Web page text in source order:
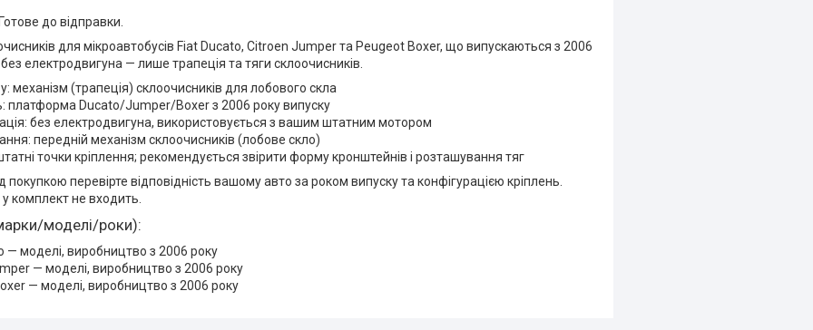
до відправки.
для мікроавтобусів Fiat Ducato, Citroen Jumper та Peugeot Boxer, що випускаються з 2006
електродвигуна — лише трапеція та тяги склоочисників.
механізм (трапеція) склоочисників для лобового скла
платформа Ducato/Jumper/Boxer з 2006 року випуску
без електродвигуна, використовується з вашим штатним мотором
передній механізм склоочисників (лобове скло)
точки кріплення; рекомендується звірити форму кронштейнів і розташування тяг
покупкою перевірте відповідність вашому авто за роком випуску та конфігурацією кріплень.
комплект не входить.
моделі/роки):
— моделі, виробництво з 2006 року
— моделі, виробництво з 2006 року
— моделі, виробництво з 2006 року